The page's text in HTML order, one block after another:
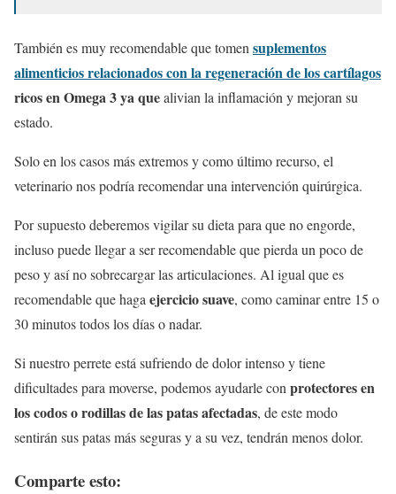
También es muy recomendable que tomensuplementos
alimenticios relacionados con la regeneración de los cartílagos
ricos en Omega 3 ya quealivian la inflamación y mejoran su
estado.
Solo en los casos más extremos y como último recurso, el
veterinario nos podría recomendar una intervención quirúrgica.
Por supuesto deberemos vigilar su dieta para que no engorde,
incluso puede llegar a ser recomendable que pierda un poco de
peso y así no sobrecargar las articulaciones. Al igual que es
recomendable que hagaejercicio suave, como caminar entre 15 o
30 minutos todos los días o nadar.
Si nuestro perrete está sufriendo de dolor intenso y tiene
dificultades para moverse, podemos ayudarle conprotectores en
los codos o rodillas de las patas afectadas, de este modo
sentirán sus patas más seguras y a su vez, tendrán menos dolor.
Comparte esto: